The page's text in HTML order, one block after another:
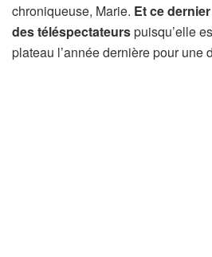
chroniqueuse, Marie. Et ce
des téléspectateurspuisqu’elle
plateau l’année dernière pour une